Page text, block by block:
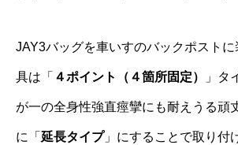
JAY3バッグを車いすのバックポスト
具は「 ４ポイント（４箇所固定） 」タ
が一の全身性強直痙攣にも耐えうる頑
に「 延長タイプ」にすることで取り付